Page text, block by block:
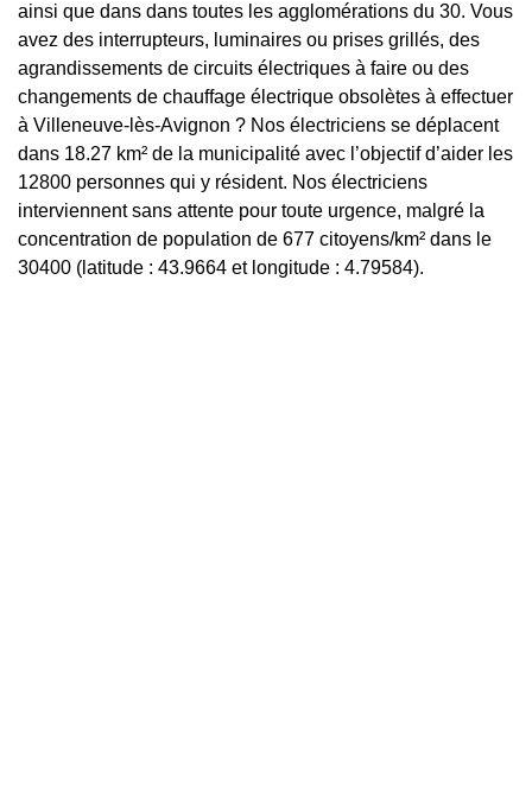
ainsi que dans dans toutes les agglomérations du 30. Vous
avez des interrupteurs, luminaires ou prises grillés, des
agrandissements de circuits électriques à faire ou des
changements de chauffage électrique obsolètes à effectuer
à Villeneuve-lès-Avignon ? Nos électriciens se déplacent
dans 18.27 km² de la municipalité avec l’objectif d’aider les
12800 personnes qui y résident. Nos électriciens
interviennent sans attente pour toute urgence, malgré la
concentration de population de 677 citoyens/km² dans le
30400 (latitude : 43.9664 et longitude : 4.79584).